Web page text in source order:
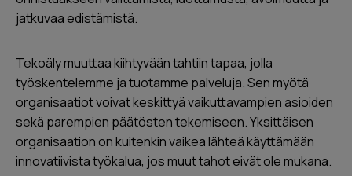
jatkuvaa edistämistä.
Tekoäly muuttaa kiihtyvään tahtiin tapaa, jolla
työskentelemme ja tuotamme palveluja. Sen myötä
organisaatiot voivat keskittyä vaikuttavampien asioiden
sekä parempien päätösten tekemiseen. Yksittäisen
organisaation on kuitenkin vaikea lähteä käyttämään
innovatiivista työkalua, jos muut tahot eivät ole mukana.